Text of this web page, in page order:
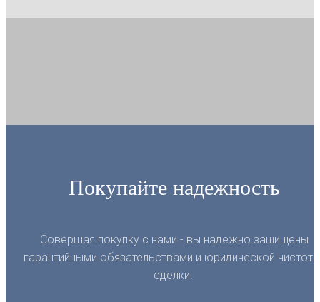
Покупайте надежность
Совершая покупку с нами - вы надежно защищены
гарантийными обязательствами и юридической
сделки.